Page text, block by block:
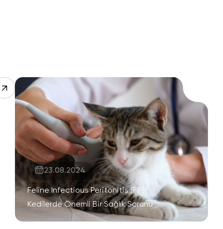
23.08.2024
Feline Infectious Peritonitis (FIP):
Kedilerde Önemli Bir Sağlık Sorunu